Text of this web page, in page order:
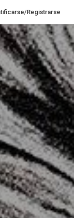
Registrarse